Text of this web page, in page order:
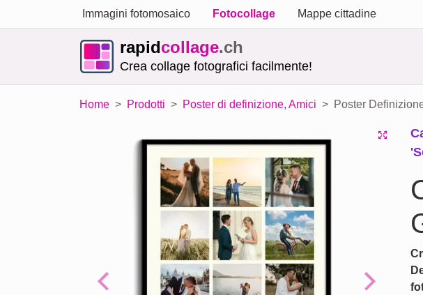
Immagini fotomosaico Fotocollage Mappe cittadine
rapidcollage.ch
Crea collage fotografici facilmente!
Home Prodotti Poster di definizione, Amici Poster
Previous Next